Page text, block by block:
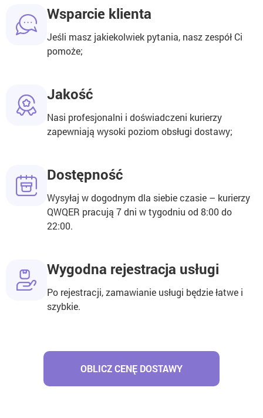
Wsparcie klienta
Jeśli masz jakiekolwiek pytania, nasz zespół Ci
pomoże;
Jakość
Nasi profesjonalni i doświadczeni kurierzy
zapewniają wysoki poziom obsługi dostawy;
Dostępność
Wysyłaj w dogodnym dla siebie czasie – kurierzy
QWQER pracują 7 dni w tygodniu od 8:00 do
22:00.
Wygodna rejestracja usługi
Po rejestracji, zamawianie usługi będzie łatwe i
szybkie.
OBLICZ CENĘ DOSTAWY